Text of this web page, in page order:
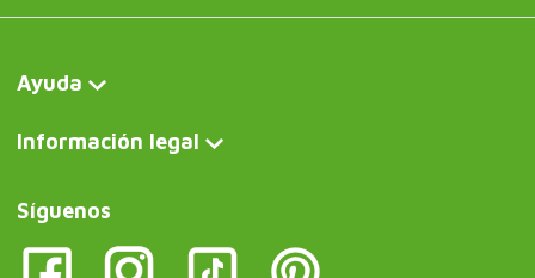
Ayuda
Información legal
Síguenos